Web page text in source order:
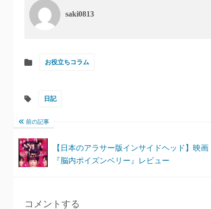
saki0813
お役立ちコラム
日記
前の記事
【日本のアラサー版インサイドヘッド】映画
『脳内ポイズンベリー』レビュー
コメントする